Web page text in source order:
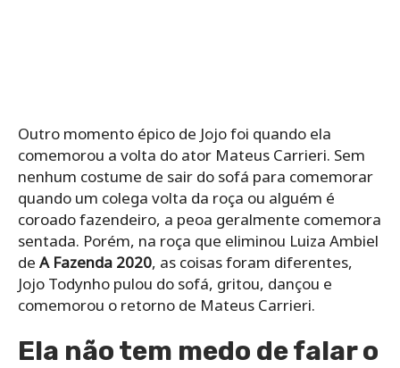
Outro momento épico de Jojo foi quando ela
comemorou a volta do ator Mateus Carrieri. Sem
nenhum costume de sair do sofá para comemorar
quando um colega volta da roça ou alguém é
coroado fazendeiro, a peoa geralmente comemora
sentada. Porém, na roça que eliminou Luiza Ambiel
de A Fazenda 2020, as coisas foram diferentes,
Jojo Todynho pulou do sofá, gritou, dançou e
comemorou o retorno de Mateus Carrieri.
Ela não tem medo de falar o